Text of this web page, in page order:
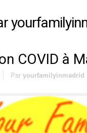
COVID à
Par yourfamilyinmadrid